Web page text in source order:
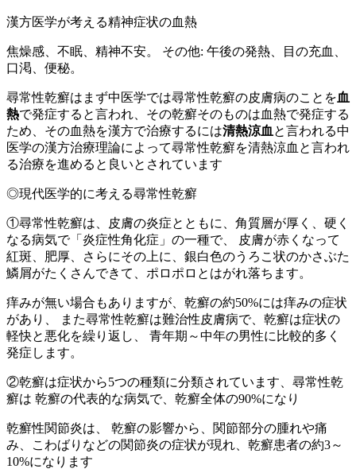
漢方医学が考える精神症状の血熱
焦燥感、不眠、精神不安。 その他: 午後の発熱、目の充血、
口渇、便秘。
尋常性乾癬はまず中医学では尋常性乾癬の皮膚病のことを血
熱で発症すると言われ、その乾癬そのものは血熱で発症する
ため、その血熱を漢方で治療するには清熱涼血 と言われる中
医学の漢方治療理論によって尋常性乾癬を清熱涼血と言われ
る治療を進めると良いとされています
◎現代医学的に考える尋常性乾癬
①尋常性乾癬は、皮膚の炎症とともに、角質層が厚く、硬く
なる病気で「炎症性角化症」の一種で、 皮膚が赤くなって
紅斑、肥厚、さらにその上に、銀白色のうろこ状のかさぶた
鱗屑がたくさんできて、ポロポロとはがれ落ちます。
痒みが無い場合もありますが、乾癬の約50%には痒みの症状
があり、 また尋常性乾癬は難治性皮膚病で、乾癬は症状の
軽快と悪化を繰り返し、 青年期～中年の男性に比較的多く
発症します。
②乾癬は症状から5つの種類に分類されています、尋常性乾
癬は 乾癬の代表的な病気で、乾癬全体の90%になり
乾癬性関節炎は、 乾癬の影響から、関節部分の腫れや痛
み、こわばりなどの関節炎の症状が現れ、乾癬患者の約3～
10%になります